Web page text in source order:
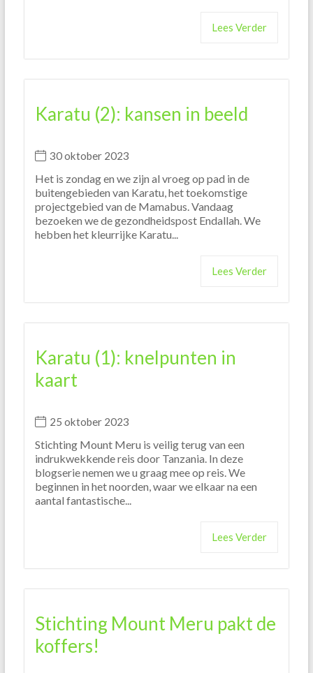
Lees Verder
Karatu (2): kansen in beeld
30 oktober 2023
Het is zondag en we zijn al vroeg op pad in de
buitengebieden van Karatu, het toekomstige
projectgebied van de Mamabus. Vandaag
bezoeken we de gezondheidspost Endallah. We
hebben het kleurrijke Karatu...
Lees Verder
Karatu (1): knelpunten in
kaart
25 oktober 2023
Stichting Mount Meru is veilig terug van een
indrukwekkende reis door Tanzania. In deze
blogserie nemen we u graag mee op reis. We
beginnen in het noorden, waar we elkaar na een
aantal fantastische...
Lees Verder
Stichting Mount Meru pakt de
koffers!